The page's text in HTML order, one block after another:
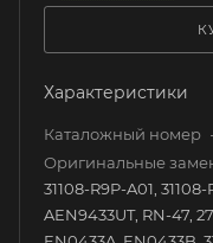
Характеристики
Каталожный номер
Оригинальные
31108-R9P-A01,
AEN9433UT, RN-47,